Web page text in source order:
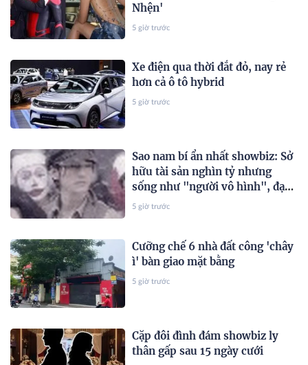
Nhện'
5 giờ trước
Xe điện qua thời đắt đỏ, nay rẻ
hơn cả ô tô hybrid
5 giờ trước
Sao nam bí ẩn nhất showbiz: Sở
hữu tài sản nghìn tỷ nhưng
sống như "người vô hình", đạo
diễn phải năn nỉ mới chịu đóng
5 giờ trước
Cưỡng chế 6 nhà đất công 'chây
ì' bàn giao mặt bằng
5 giờ trước
Cặp đôi đình đám showbiz ly
thân gấp sau 15 ngày cưới